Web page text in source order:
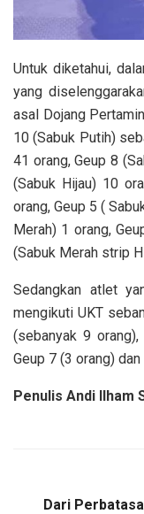
Untuk diketahui,
yang
asal Dojang
10 (Sabuk Putih)
41 orang, Geup 8
(Sabuk Hijau) 10
orang, Geup 5 (
Merah) 1 orang,
(Sabuk Merah strip
Sedangkan atlet
mengikuti UKT
(sebanyak 9
Geup 7 (3 orang)
Penulis Andi Ilham
Dari